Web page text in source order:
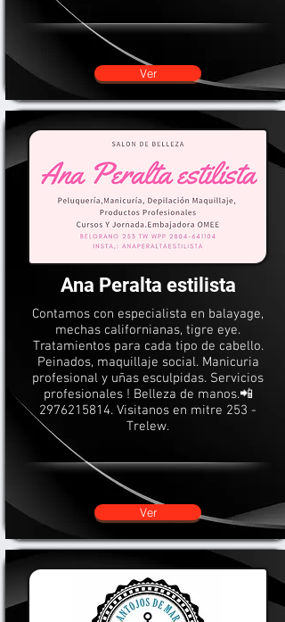
Ver
Ana Peralta estilista
Contamos con especialista en balayage,
mechas californianas, tigre eye.
Tratamientos para cada tipo de cabello.
Peinados, maquillaje social. Manicuria
profesional y uñas esculpidas. Servicios
profesionales ! Belleza de manos.📲
2976215814. Visitanos en mitre 253 -
Trelew.
Ver